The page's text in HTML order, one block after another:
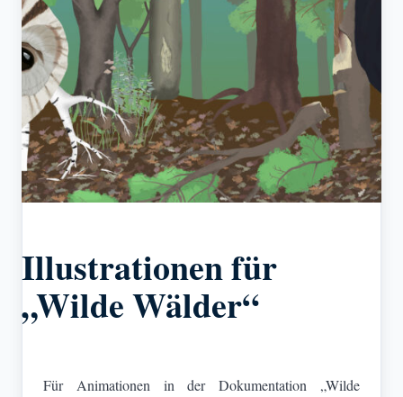
Illustrationen für
„Wilde Wälder“
Für Animationen in der Dokumentation „Wilde